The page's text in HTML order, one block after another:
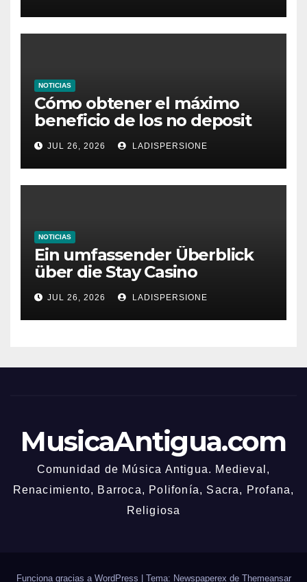
NOTICIAS
Cómo obtener el máximo
beneficio de los no deposit
bonus codes de roby casino
JUL 26, 2026 LADISPERSIONE
NOTICIAS
Ein umfassender Überblick
über die Stay Casino
Bonusbedingungen
JUL 26, 2026 LADISPERSIONE
MusicaAntigua.com
Comunidad de Música Antigua. Medieval,
Renacimiento, Barroca, Polifonía, Sacra, Profana,
Religiosa
Funciona gracias a WordPress Tema: Newspaperex de Themeansar